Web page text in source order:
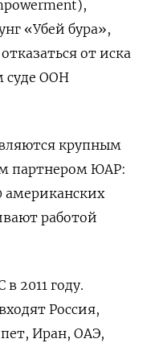
«Убей бура»,
от иска
суде ООН
крупным
партнером ЮАР:
американских
работой
2011 году.
Россия,
Иран, ОАЭ,